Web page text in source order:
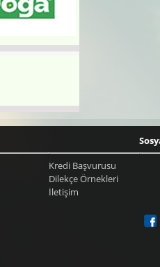
Kredi Başvurusu
Dilekçe Örnekleri
İletişim